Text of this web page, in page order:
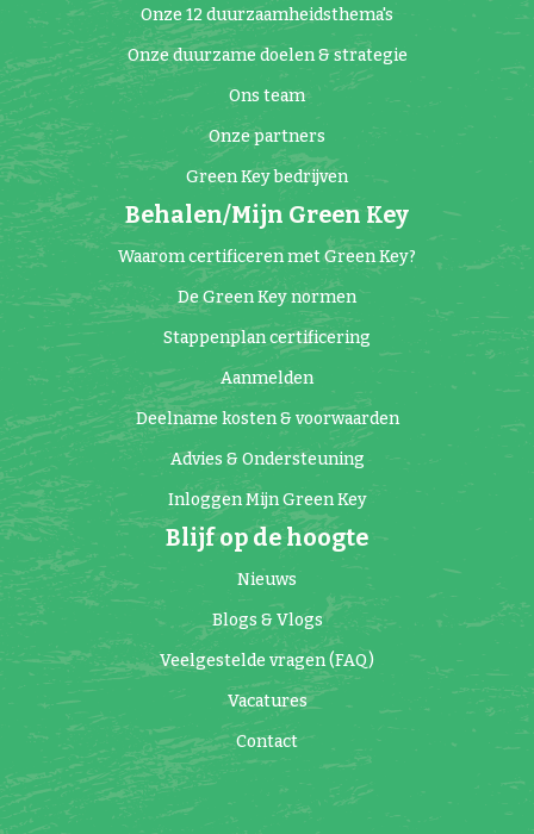
Onze 12 duurzaamheidsthema's
Onze duurzame doelen & strategie
Ons team
Onze partners
Green Key bedrijven
Behalen/Mijn Green Key
Waarom certificeren met Green Key?
De Green Key normen
Stappenplan certificering
Aanmelden
Deelname kosten & voorwaarden
Advies & Ondersteuning
Inloggen Mijn Green Key
Blijf op de hoogte
Nieuws
Blogs & Vlogs
Veelgestelde vragen (FAQ)
Vacatures
Contact